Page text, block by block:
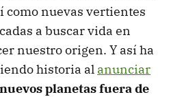
como nuevas vertientes
a buscar vida en
nuestro origen. Y así ha
historia al anunciar
planetas fuera de